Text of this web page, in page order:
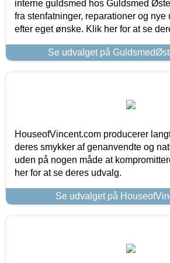
interne guldsmed hos Guldsmed
fra stenfatninger, reparationer og nye
efter eget ønske. Klik her for at se
Se udvalget på
HouseofVincent.com producerer
deres smykker af genanvendte og
uden på nogen måde at
her for at se deres udvalg.
Se udvalget på